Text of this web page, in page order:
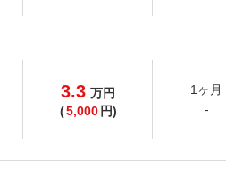
3.3 万円
(5,000 円)
1ヶ月
-